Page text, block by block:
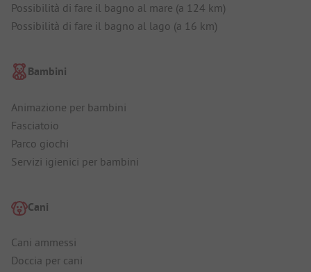
Possibilità di fare il bagno al mare (a 124 km)
Possibilità di fare il bagno al lago (a 16 km)
Bambini
Animazione per bambini
Fasciatoio
Parco giochi
Servizi igienici per bambini
Cani
Cani ammessi
Doccia per cani